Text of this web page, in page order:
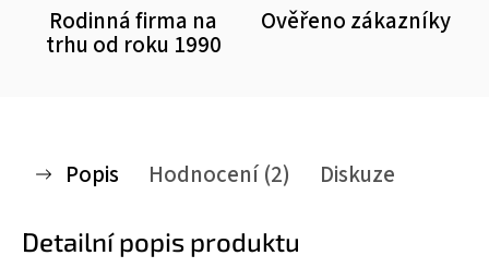
Rodinná firma na
trhu od roku 1990
Ověřeno zákazníky
Popis Hodnocení (2) Diskuze
Detailní popis produktu